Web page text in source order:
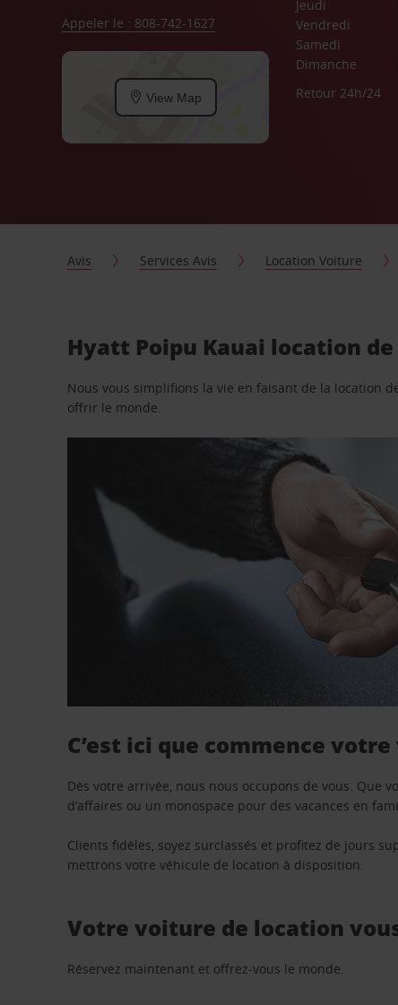
Appeler le : 808-742-1627
View Map
Jeudi
Vendredi
Samedi
Dimanche
Retour 24h/24
Avis Services Avis Location Voiture
Hyatt Poipu Kauai location
Nous vous simplifions la vie en faisant de la location
offrir le monde.
C’est ici que commence
Dès votre arrivée, nous nous occupons de vous. Que
d’affaires ou un monospace pour des vacances en
Clients fidèles, soyez surclassés et profitez de jours
mettrons votre véhicule de location à disposition.
Votre voiture de location
Réservez maintenant et offrez-vous le monde.